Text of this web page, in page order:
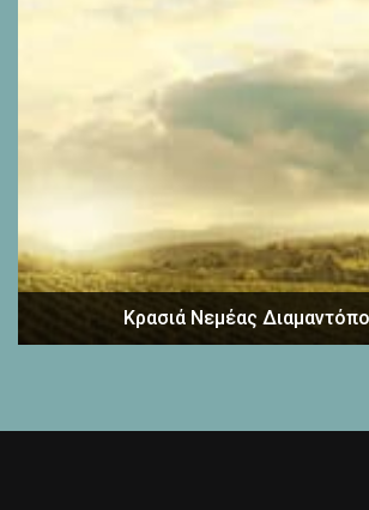
Κρασιά Νεμέας